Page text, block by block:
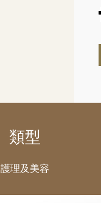
類型
護理及美容